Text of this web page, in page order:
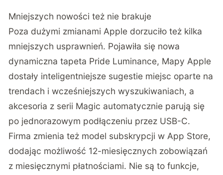
Mniejszych nowości też nie brakuje
Poza dużymi zmianami Apple dorzuciło też kilka
mniejszych usprawnień. Pojawiła się nowa
dynamiczna tapeta Pride Luminance, Mapy Apple
dostały inteligentniejsze sugestie miejsc oparte na
trendach i wcześniejszych wyszukiwaniach, a
akcesoria z serii Magic automatycznie parują się
po jednorazowym podłączeniu przez USB-C.
Firma zmienia też model subskrypcji w App Store,
dodając możliwość 12-miesięcznych zobowiązań
z miesięcznymi płatnościami. Nie są to funkcje,